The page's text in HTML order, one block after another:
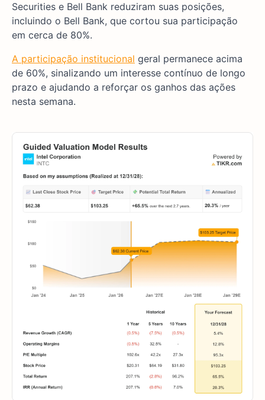
Securities e Bell Bank reduziram suas posições,
incluindo o Bell Bank, que cortou sua participação
em cerca de 80%.
A participação institucional geral permanece acima
de 60%, sinalizando um interesse contínuo de longo
prazo e ajudando a reforçar os ganhos das ações
nesta semana.